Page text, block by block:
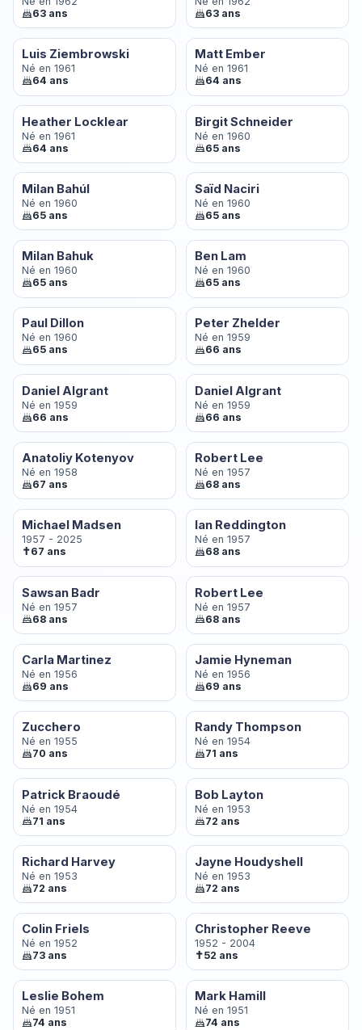
63 ans
63 ans
Luis Ziembrowski
Né en 1961
64 ans
Matt Ember
Né en 1961
64 ans
Heather Locklear
Né en 1961
64 ans
Birgit Schneider
Né en 1960
65 ans
Milan Bahúl
Né en 1960
65 ans
Saïd Naciri
Né en 1960
65 ans
Milan Bahuk
Né en 1960
65 ans
Ben Lam
Né en 1960
65 ans
Paul Dillon
Né en 1960
65 ans
Peter Zhelder
Né en 1959
66 ans
Daniel Algrant
Né en 1959
66 ans
Daniel Algrant
Né en 1959
66 ans
Anatoliy Kotenyov
Né en 1958
67 ans
Robert Lee
Né en 1957
68 ans
Michael Madsen
1957 - 2025
✝67 ans
Ian Reddington
Né en 1957
68 ans
Sawsan Badr
Né en 1957
68 ans
Robert Lee
Né en 1957
68 ans
Carla Martinez
Né en 1956
69 ans
Jamie Hyneman
Né en 1956
69 ans
Zucchero
Né en 1955
70 ans
Randy Thompson
Né en 1954
71 ans
Patrick Braoudé
Né en 1954
71 ans
Bob Layton
Né en 1953
72 ans
Richard Harvey
Né en 1953
72 ans
Jayne Houdyshell
Né en 1953
72 ans
Colin Friels
Né en 1952
73 ans
Christopher Reeve
1952 - 2004
✝52 ans
Leslie Bohem
Né en 1951
74 ans
Mark Hamill
Né en 1951
74 ans